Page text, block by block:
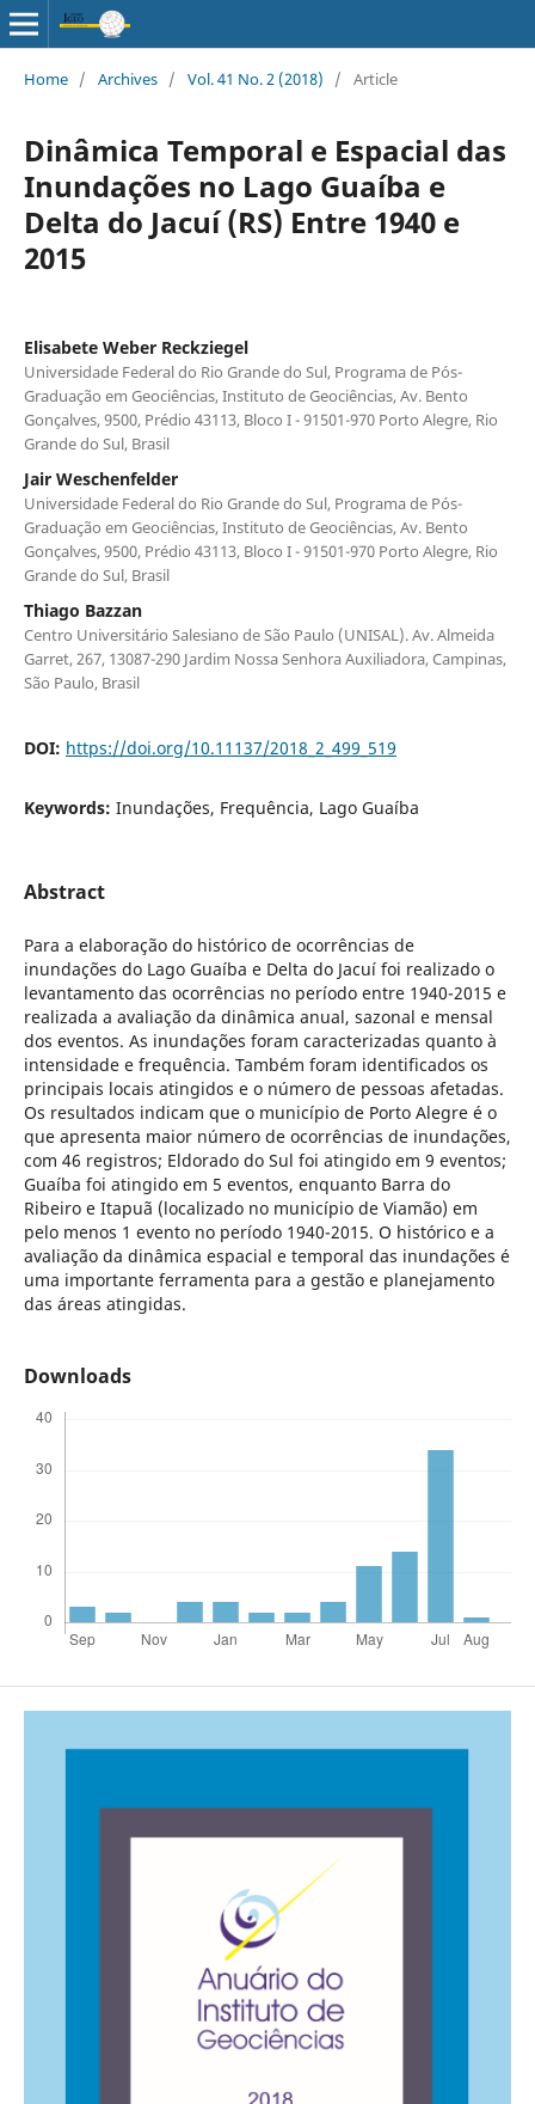
Home / Archives / Vol. 41 No. 2 (2018) / Article
Dinâmica Temporal e Espacial das
Inundações no Lago Guaíba e
Delta do Jacuí (RS) Entre 1940 e
2015
Elisabete Weber Reckziegel
Universidade Federal do Rio Grande do Sul, Programa de Pós-
Graduação em Geociências, Instituto de Geociências, Av. Bento
Gonçalves, 9500, Prédio 43113, Bloco I - 91501-970 Porto Alegre, Rio
Grande do Sul, Brasil
Jair Weschenfelder
Universidade Federal do Rio Grande do Sul, Programa de Pós-
Graduação em Geociências, Instituto de Geociências, Av. Bento
Gonçalves, 9500, Prédio 43113, Bloco I - 91501-970 Porto Alegre, Rio
Grande do Sul, Brasil
Thiago Bazzan
Centro Universitário Salesiano de São Paulo (UNISAL). Av. Almeida
Garret, 267, 13087-290 Jardim Nossa Senhora Auxiliadora, Campinas,
São Paulo, Brasil
DOI: https://doi.org/10.11137/2018_2_499_519
Keywords: Inundações, Frequência, Lago Guaíba
Abstract
Para a elaboração do histórico de ocorrências de
inundações do Lago Guaíba e Delta do Jacuí foi realizado o
levantamento das ocorrências no período entre 1940-2015 e
realizada a avaliação da dinâmica anual, sazonal e mensal
dos eventos. As inundações foram caracterizadas quanto à
intensidade e frequência. Também foram identificados os
principais locais atingidos e o número de pessoas afetadas.
Os resultados indicam que o município de Porto Alegre é o
que apresenta maior número de ocorrências de inundações,
com 46 registros; Eldorado do Sul foi atingido em 9 eventos;
Guaíba foi atingido em 5 eventos, enquanto Barra do
Ribeiro e Itapuã (localizado no município de Viamão) em
pelo menos 1 evento no período 1940-2015. O histórico e a
avaliação da dinâmica espacial e temporal das inundações é
uma importante ferramenta para a gestão e planejamento
das áreas atingidas.
Downloads